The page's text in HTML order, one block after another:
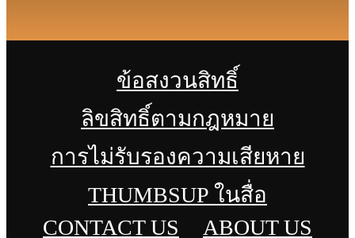
ข้อสงวนสิทธิ์
ลิขสิทธิ์ตามกฎหมาย
การไม่รับรองความเสียหาย
THUMBSUP ในสื่อ
CONTACT US
ABOUT US